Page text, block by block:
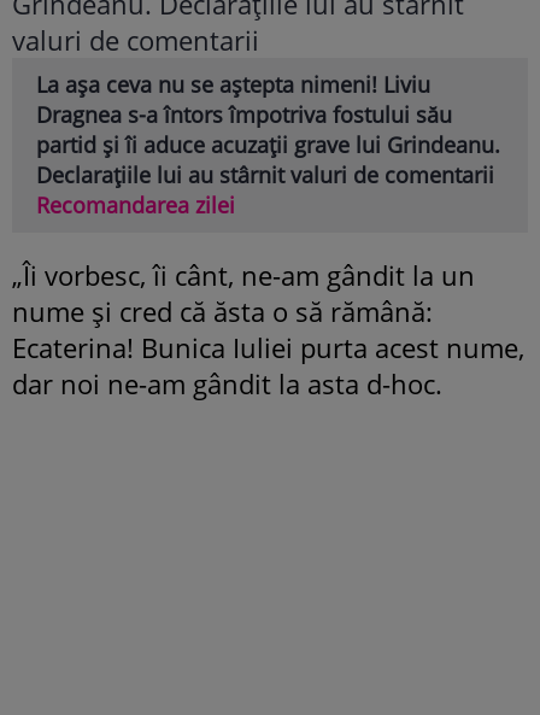
La așa ceva nu se aștepta nimeni! Liviu
Dragnea s-a întors împotriva fostului său
partid și îi aduce acuzații grave lui Grindeanu.
Declarațiile lui au stârnit valuri de comentarii
Recomandarea zilei
„Îi vorbesc, îi cânt, ne-am gândit la un
nume și cred că ăsta o să rămână:
Ecaterina! Bunica Iuliei purta acest nume,
dar noi ne-am gândit la asta d-hoc.